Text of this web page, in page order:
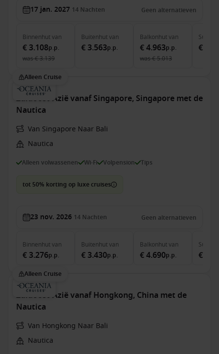
17 jan. 2027 14 Nachten Geen alternatieven
Binnenhutvan
€ 3.108p.p.
was€ 3.139
Buitenhutvan
€ 3.563p.p.
Balkonhutvan
€ 4.963p.p.
was€ 5.013
Suite
€
Alleen Cruise
Zuidoost-Azië vanaf Singapore, Singapore met de
Nautica
Van Singapore Naar Bali
Nautica
Alleen volwassenen Wi-Fi Volpension Tips
tot 50% korting op luxe cruises
23 nov. 2026 14 Nachten Geen alternatieven
Binnenhutvan
€ 3.276p.p.
Buitenhutvan
€ 3.430p.p.
Balkonhutvan
€ 4.690p.p.
Suite
€
Alleen Cruise
Zuidoost-Azië vanaf Hongkong, China met de
Nautica
Van Hongkong Naar Bali
Nautica